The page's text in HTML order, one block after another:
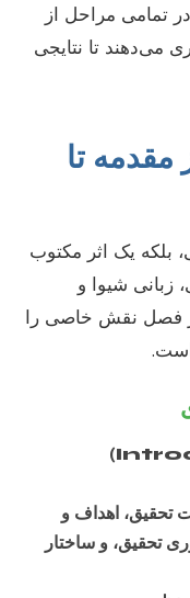
تمامی مراحل از
می‌دهند تا نتایجی
تا
بلکه یک اثر مکتوب
زبانی شیوا و
فصل نقش خاصی را
است.
تحقیق، اهداف و
تحقیق، و ساختار